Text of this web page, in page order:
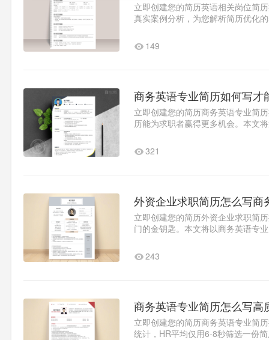
立即创建您的简历英语相关岗位简
真实案例分析，为您解析简历优化
149
商务英语专业简历如何写才
立即创建您的简历商务英语专业简
历能为求职者赢得更多机会。本文
321
外资企业求职简历怎么写商
立即创建您的简历外资企业求职简
门的金钥匙。本文将以商务英语专
243
商务英语专业简历怎么写高
立即创建您的简历商务英语专业简
统计，HR平均仅用6-8秒筛选一份